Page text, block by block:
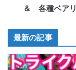
＆ 各種ベア
最新の記事